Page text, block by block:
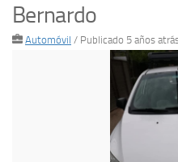
Bernardo
Automóvil / Publicado 5 años